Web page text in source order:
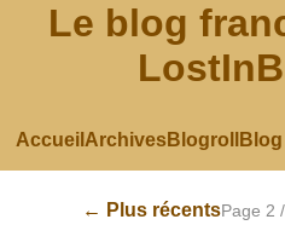
Le blog
Accueil ArchivesBlogroll
← Plus récentsPage 2